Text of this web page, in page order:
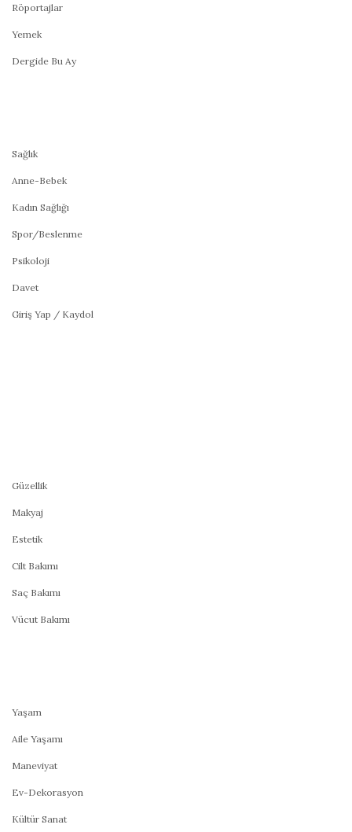
Röportajlar
Yemek
Dergide Bu Ay
Sağlık
Anne-Bebek
Kadın Sağlığı
Spor/Beslenme
Psikoloji
Davet
Giriş Yap / Kaydol
Güzellik
Makyaj
Estetik
Cilt Bakımı
Saç Bakımı
Vücut Bakımı
Yaşam
Aile Yaşamı
Maneviyat
Ev-Dekorasyon
Kültür Sanat